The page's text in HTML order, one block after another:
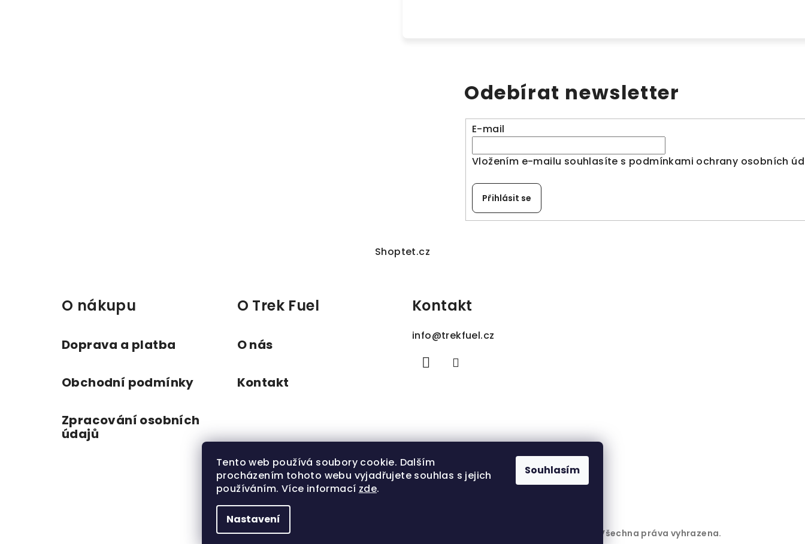
Tento web používá soubory cookie. Dalším
procházením tohoto webu vyjadřujete souhlas s jejich
používáním. Více informací zde.
Nastavení
Souhlasím
Odebírat newsletter
E-mail
Vložením e-mailu souhlasíte s podmínkami ochrany osobních
Přihlásit se
Shoptet.cz
O nákupu
Doprava a platba
Obchodní podmínky
Zpracování osobních
údajů
O Trek Fuel
O nás
Kontakt
Kontakt
info@trekfuel.cz
. Všechna práva vyhrazena.